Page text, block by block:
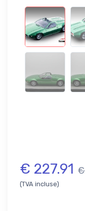
€ 227.91
(TVA incluse)